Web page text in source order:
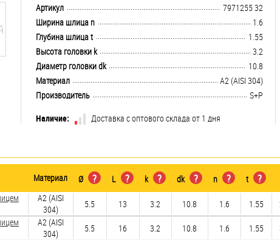
Артикул
7971255 32
Ширина шлица n
1.6
Глубина шлица t
1.55
Высота головки k
3.2
Диаметр головки dk
10.8
Материал
А2 (AISI 304)
Производитель
S+P
Наличие:
Доставка с оптового склада от 1 дня
Материал Ø ? L ? k ? dk ? n ? t ?
А2 (AISI
304)
5.5 13 3.2 10.8 1.6 1.55
А2 (AISI
304)
5.5 16 3.2 10.8 1.6 1.55